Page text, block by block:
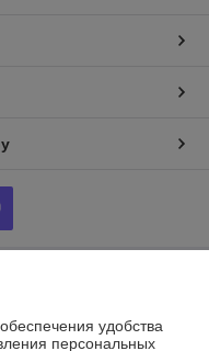
Александрудобства
персональных